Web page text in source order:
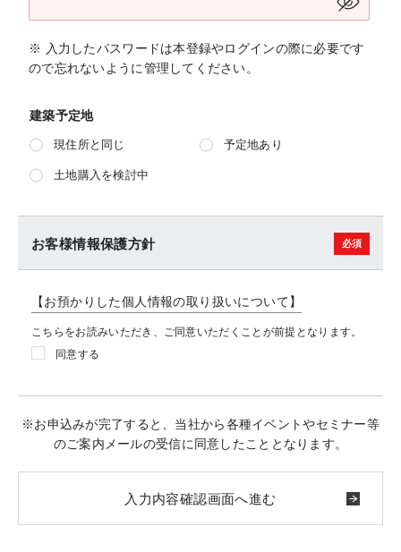
※ 入力したパスワードは本登録やログインの際に必要です
ので忘れないように管理してください。
建築予定地
現住所と同じ 予定地あり
土地購入を検討中
お客様情報保護方針
【お預かりした個人情報の取り扱いについて】
こちらをお読みいただき、ご同意いただくことが前提となります。
同意する
※お申込みが完了すると、当社から各種イベントやセミナー等
のご案内メールの受信に同意したこととなります。